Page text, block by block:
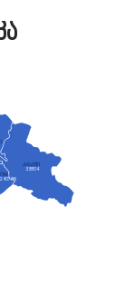
კახეთი
33804
240786